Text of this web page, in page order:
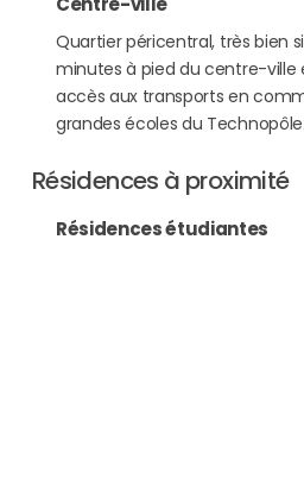
Quartier péricentral, très bien
minutes à pied du centre-ville
accès aux transports en
grandes écoles du Technopôle.
Résidences à proximité
Résidences étudiantes